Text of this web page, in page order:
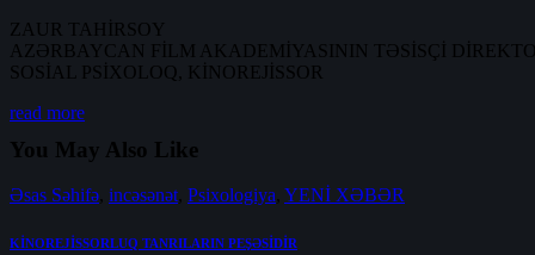
ZAUR TAHİRSOY
AZƏRBAYCAN FİLM AKADEMİYASININ TƏSİSÇİ
SOSİAL PSİXOLOQ, KİNOREJİSSOR
read more
You May Also Like
Əsas Səhifə, incəsənət, Psixologiya, YENİ XƏBƏR
KİNOREJİSSORLUQ TANRILARIN PEŞƏSİDİR